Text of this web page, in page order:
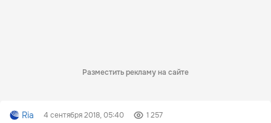
Разместить рекламу на сайте
Ria 4 сентября 2018, 05:40 1 257